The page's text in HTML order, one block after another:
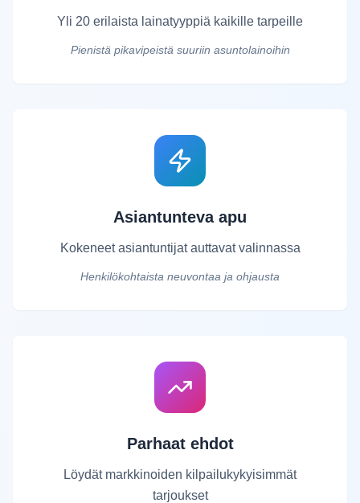
Yli 20 erilaista lainatyyppiä kaikille tarpeille
Pienistä pikavipeistä suuriin asuntolainoihin
Asiantunteva apu
Kokeneet asiantuntijat auttavat valinnassa
Henkilökohtaista neuvontaa ja ohjausta
Parhaat ehdot
Löydät markkinoiden kilpailukykyisimmät
tarjoukset